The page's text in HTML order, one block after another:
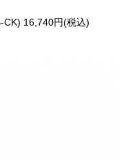
CK) 16,740円(税込)